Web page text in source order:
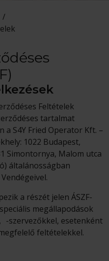
/
Feltételek
tartalmat
a S4Y Fried Operator Kft. –
1022 Budapest,
Simontornya, Malom utca
általánosságban
a részét jelen ÁSZF-
megállapodások
-szervezőkkel, esetenként
feltételekkel.